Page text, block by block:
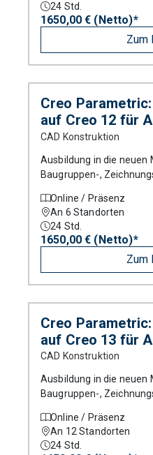
24 Std.
1650,00 € (Netto)*
Zum
Creo
auf Creo 12 für
Versionen älter
CAD Konstruktion
Ausbildung in die neuen
Baugruppen-,
Parametric.
Online / Präsenz
An 6 Standorten
24 Std.
1650,00 € (Netto)*
Zum
Creo
auf Creo 13 für
Versionen älter
CAD Konstruktion
Ausbildung in die neuen
Baugruppen-,
Parametric.
Online / Präsenz
An 12 Standorten
24 Std.